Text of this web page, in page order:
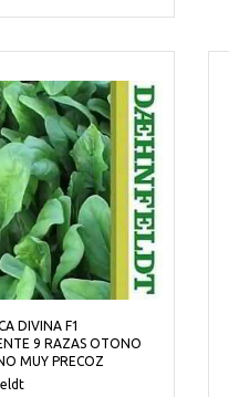
DIVINA F1
9 RAZAS OTONO
MUY PRECOZ